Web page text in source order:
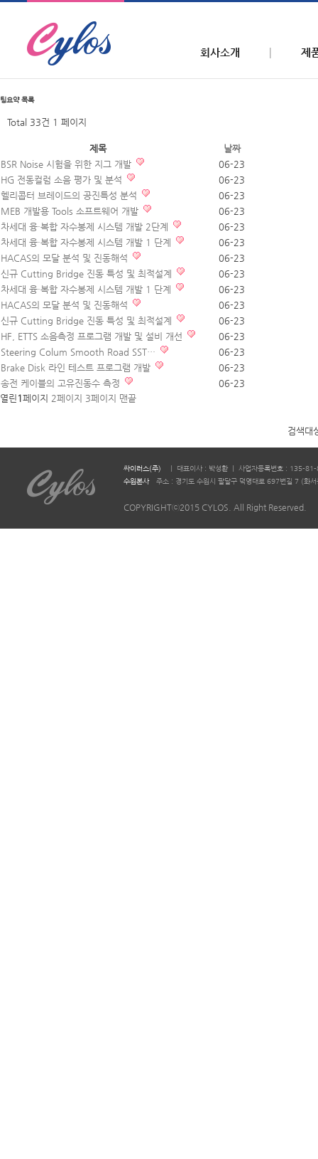
회사소개 제
팅요약목록
Total 33건 1 페이지
제목
날짜
BSR Noise 시험을 위한 지그 개발
06-23
HG 전동컬럼 소음 평가 및 분석
06-23
헬리콥터 브레이드의 공진특성 분석
06-23
MEB 개발용 Tools 소프트웨어 개발
06-23
차세대 융·복합 자수봉제 시스템 개발 2단계
06-23
차세대 융·복합 자수봉제 시스템 개발 1 단계
06-23
HACAS의 모달 분석 및 진동해석
06-23
신규 Cutting Bridge 진동 특성 및 최적설계
06-23
차세대 융·복합 자수봉제 시스템 개발 1 단계
06-23
HACAS의 모달 분석 및 진동해석
06-23
신규 Cutting Bridge 진동 특성 및 최적설계
06-23
HF, ETTS 소음측정 프로그램 개발 및 설비 개선
06-23
Steering Colum Smooth Road SST…
06-23
Brake Disk 라인 테스트 프로그램 개발
06-23
송전 케이블의 고유진동수 측정
06-23
열린 1페이지 2페이지 3페이지 맨끝
검색대
싸이러스(주)
ㅣ 대표이사 : 박성환 ㅣ 사업자등록번호 : 135-
수원본사
주소 : 경기도 수원시 팔달구 덕영대로 697번길 7 (
COPYRIGHTⓒ2015 CYLOS. All Right Reserved.